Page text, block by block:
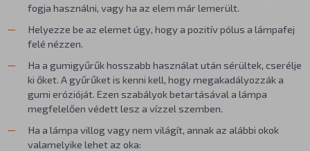
fogja használni, vagy ha az elem már lemerült.
Helyezze be az elemet úgy, hogy a pozitív pólus a lámpafej
felé nézzen.
Ha a gumigyűrűk hosszabb használat után sérültek, cserélje
ki őket. A gyűrűket is kenni kell, hogy megakadályozzák a
gumi erózióját. Ezen szabályok betartásával a lámpa
megfelelően védett lesz a vízzel szemben.
Ha a lámpa villog vagy nem világít, annak az alábbi okok
valamelyike lehet az oka: